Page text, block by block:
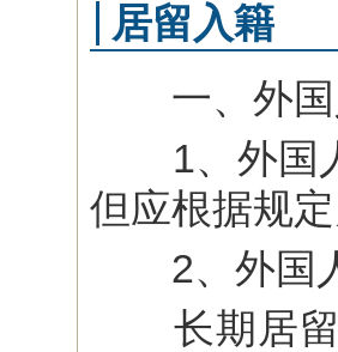
居留入籍
一、外国
1、外国人
但应根据规
2、外国人
长期居留